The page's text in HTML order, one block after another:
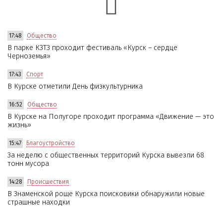
17:48 Общество
В парке КЗТЗ проходит фестиваль «Курск – сердце
Черноземья»
17:43 Спорт
В Курске отметили День физкультурника
16:52 Общество
В Курске на Полугоре проходит программа «Движение — это
жизнь»
15:47 Благоустройство
За неделю с общественных территорий Курска вывезли 68
тонн мусора
14:28 Происшествия
В Знаменской роще Курска поисковики обнаружили новые
страшные находки